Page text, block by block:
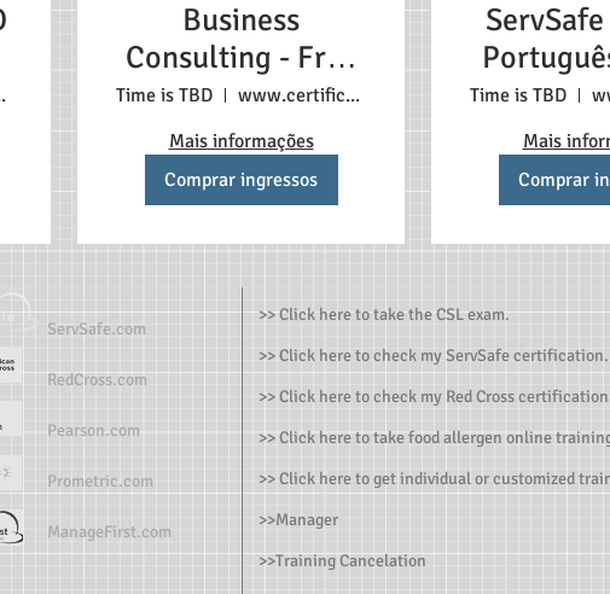
Business
Consulting - Free
First Appointment
Time is TBD
www.certificadonosestadosunidos.com
Mais informações
Comprar ingressos
alunos
Time is TBD
Mais
Comprar
ServSafe.com
RedCross.com
Pearson.com
Prometric.com
ManageFirst.com
>> Click here to take the CSL exam.
>> Click here to check my ServSafe certification.
>> Click here to check my Red Cross
>> Click here to take food allergen online
>> Click here to get individual or customized
>>Manager
>>Training Cancelation